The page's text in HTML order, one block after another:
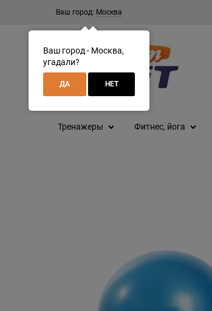
Ваш город: Москва
Тренажеры Фитнес, йога
Ваш город - Москва,
угадали?
ДА НЕТ